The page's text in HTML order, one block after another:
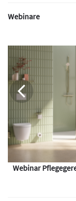
Webinare
Webinar